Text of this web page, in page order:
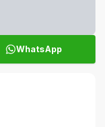
WhatsApp